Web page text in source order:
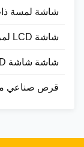
شاشة لمسة
شاشة LCD لمراقبة المراقبة
شاشة شاشة LCD للسيارة
قرص صناعي